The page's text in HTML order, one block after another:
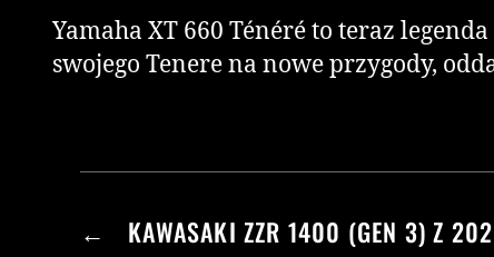
Yamaha XT 660 Ténéré to teraz
swojego Tenere na nowe przygody,
← KAWASAKI ZZR 1400 (GEN 3) Z